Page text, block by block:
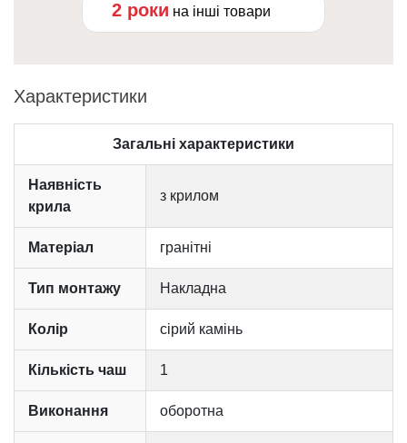
2 роки на інші товари
Характеристики
Загальні характеристики
Наявність
крила
з крилом
Матеріал гранітні
Тип монтажу Накладна
Колір сірий камінь
Кількість чаш 1
Виконання оборотна